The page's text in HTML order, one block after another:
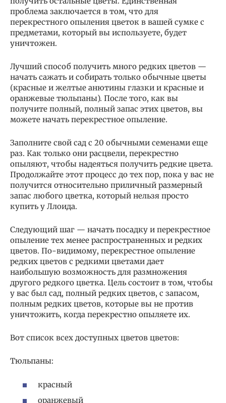
проблема заключается в том, что для
перекрестного опыления цветок в вашей сумке с
предметами, который вы используете, будет
уничтожен.
Лучший способ получить много редких цветов —
начать сажать и собирать только обычные цветы
(красные и желтые анютины глазки и красные и
оранжевые тюльпаны). После того, как вы
получите полный, полный запас этих цветов, вы
можете начать перекрестное опыление.
Заполните свой сад с 20 обычными семенами еще
раз. Как только они расцвели, перекрестно
опыляют, чтобы надеяться получить редкие цвета.
Продолжайте этот процесс до тех пор, пока у вас не
получится относительно приличный размерный
запас любого цветка, который нельзя просто
купить у Ллоида.
Следующий шаг — начать посадку и перекрестное
опыление тех менее распространенных и редких
цветов. По-видимому, перекрестное опыление
редких цветов с редкими цветами дает
наибольшую возможность для размножения
другого редкого цветка. Цель состоит в том, чтобы
у вас был сад, полный редких цветов, с запасом,
полным редких цветов, которые вы не против
уничтожить, когда перекрестно опыляете их.
Вот список всех доступных цветов цветов:
Тюльпаны:
красный
оранжевый